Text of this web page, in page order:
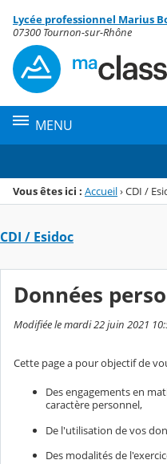
Menu de la rubrique
Contenu
Lycée professionnel Marius
07300 Tournon-sur-Rhône
MENU
Vous êtes ici : Accueil›CDI /
CDI / Esidoc
Données
Modifiée le mardi 22 juin 2021
Cette page a pour objectif de
Des engagements en
caractère personnel,
De l'utilisation de vos
Des modalités de